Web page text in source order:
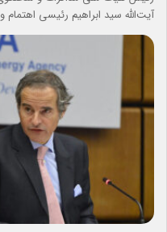
آیت‌الله سید ابراهیم رئیسی اهتمام